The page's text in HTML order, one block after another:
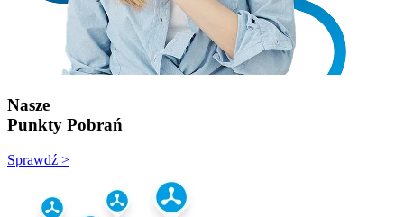
Nasze
Punkty Pobrań
Sprawdź >